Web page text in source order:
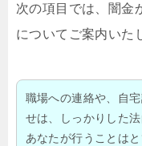
次の項目では、闇金
についてご案内いた
職場への連絡や、自
せは、しっかりした法
あなたが行うことは